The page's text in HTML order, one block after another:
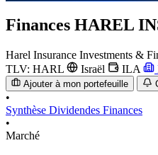
Finances HAREL
Harel Insurance Investments &
TLV: HARL
Israël ILA
Ajouter à mon portefeuille
•
Synthèse Dividendes Finances
•
Marché